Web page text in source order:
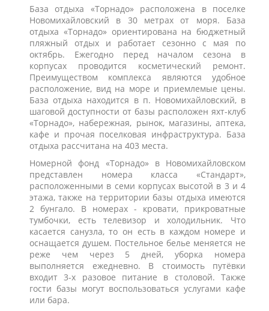
База отдыха «Торнадо» расположена в поселке
Новомихайловский в 30 метрах от моря. База
отдыха «Торнадо» ориентирована на бюджетный
пляжный отдых и работает сезонно с мая по
октябрь. Ежегодно перед началом сезона в
корпусах проводится косметический ремонт.
Преимуществом комплекса являются удобное
расположение, вид на море и приемлемые цены.
База отдыха находится в п. Новомихайловский, в
шаговой доступности от базы расположен яхт-клуб
«Торнадо», набережная, рынок, магазины, аптека,
кафе и прочая поселковая инфраструктура. База
отдыха рассчитана на 403 места.
Номерной фонд «Торнадо» в Новомихайловском
представлен номера класса «Стандарт»,
расположенными в семи корпусах высотой в 3 и 4
этажа, также на территории базы отдыха имеются
2 бунгало. В номерах - кровати, прикроватные
тумбочки, есть телевизор и холодильник. Что
касается санузла, то он есть в каждом номере и
оснащается душем. Постельное белье меняется не
реже чем через 5 дней, уборка номера
выполняется ежедневно. В стоимость путёвки
входит 3-х разовое питание в столовой. Также
гости базы могут воспользоваться услугами кафе
или бара.